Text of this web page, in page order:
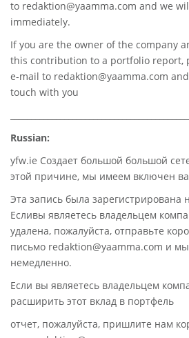
to redaktion@yaamma.com and we
immediately.
If you are the owner of the company
this contribution to a portfolio report,
e-mail to redaktion@yaamma.com
touch with you
Russian:
yfw.ie Создает большой большой
этой причине, мы имеем включен
Эта запись была
Есливы являетесь владельцем
удалена, пожалуйста, отправьте
письмо redaktion@yaamma.com и
немедленно.
Если вы являетесь владельцем
расширить этот вклад в портфель
отчет, пожалуйста, пришлите нам